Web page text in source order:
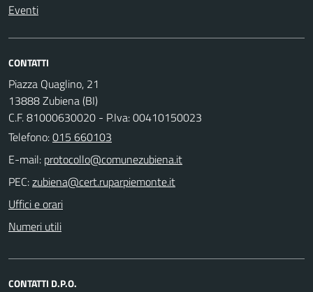
Eventi
CONTATTI
Piazza Quaglino, 21
13888 Zubiena (BI)
C.F. 81000630020 - P.Iva: 00410150023
Telefono:015 660103
E-mail:
PEC:
Uffici e orari
Numeri utili
CONTATTI D.P.O.